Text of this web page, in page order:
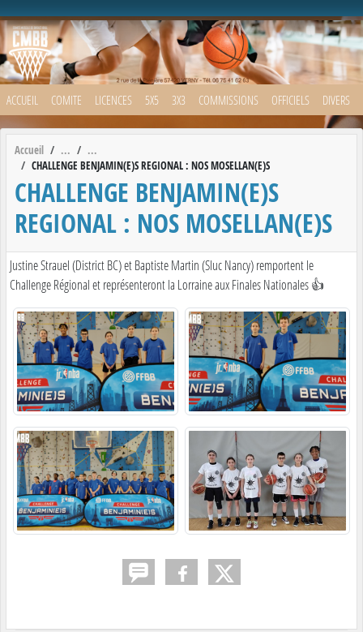
ACCUEIL COMITE LICENCES 5X5 3X3 COMMISSIONS OFFICIELS DIVERS
Accueil
CHALLENGE BENJAMIN(E)S REGIONAL : NOS MOSELLAN(E)S
CHALLENGE BENJAMIN(E)S
REGIONAL : NOS MOSELLAN(E)S
Justine Strauel (District BC) et Baptiste Martin (Sluc Nancy) remportent le
Challenge Régional et représenteront la Lorraine aux Finales Nationales 👍